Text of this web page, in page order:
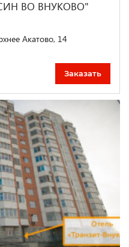
ВО ВНУКОВО"
Акатово, 14
Заказать